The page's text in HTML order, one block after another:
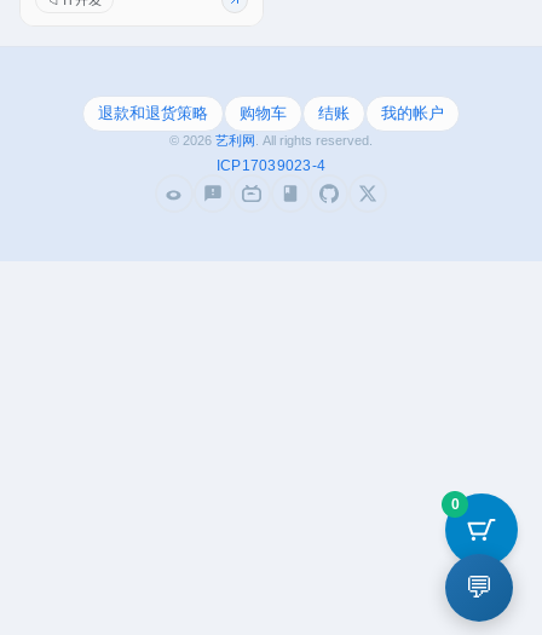
品和服务，打造一个
长的综合类技术社
区。
退款和退货策略 购物车 结账 我的帐户
© 2026 艺利网 . All rights reserved.
ICP17039023-4
0
💬